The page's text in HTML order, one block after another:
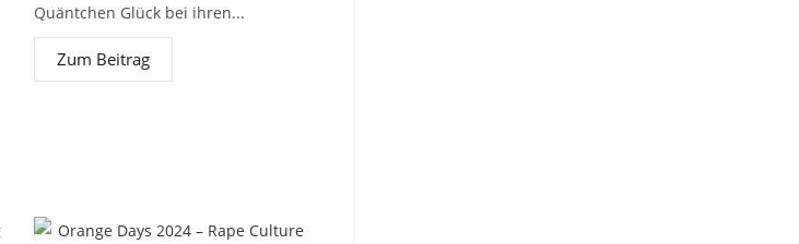
Quäntchen Glück bei ihren...
Zum Beitrag